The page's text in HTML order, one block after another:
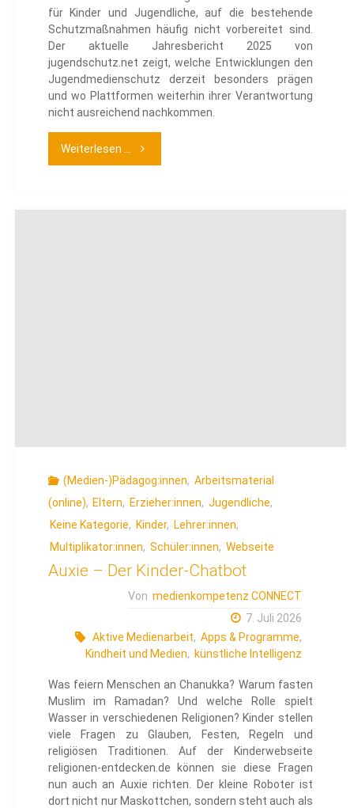
für Kinder und Jugendliche, auf die bestehende
Schutzmaßnahmen häufig nicht vorbereitet sind.
Der aktuelle Jahresbericht 2025 von
jugendschutz.net zeigt, welche Entwicklungen den
Jugendmedienschutz derzeit besonders prägen
und wo Plattformen weiterhin ihrer Verantwortung
nicht ausreichend nachkommen.
Weiterlesen ... "Jugendschutz
(Medien-)Pädagog:innen, Arbeitsmaterial
(online), Eltern, Erzieher:innen, Jugendliche,
Keine Kategorie, Kinder, Lehrer:innen,
Multiplikator:innen, Schüler:innen, Webseite
Auxie – Der Kinder-Chatbot
Von medienkompetenz CONNECT
7. Juli 2026
Aktive Medienarbeit, Apps & Programme,
Kindheit und Medien, künstliche Intelligenz
Was feiern Menschen an Chanukka? Warum fasten
Muslim im Ramadan? Und welche Rolle spielt
Wasser in verschiedenen Religionen? Kinder stellen
viele Fragen zu Glauben, Festen, Regeln und
religiösen Traditionen. Auf der Kinderwebseite
religionen-entdecken.de können sie diese Fragen
nun auch an Auxie richten. Der kleine Roboter ist
dort nicht nur Maskottchen, sondern steht auch als